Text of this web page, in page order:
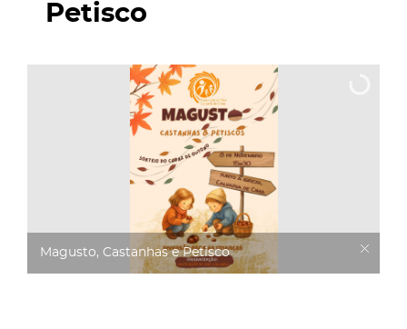
Petisco
Magusto, Castanhas e Petisco